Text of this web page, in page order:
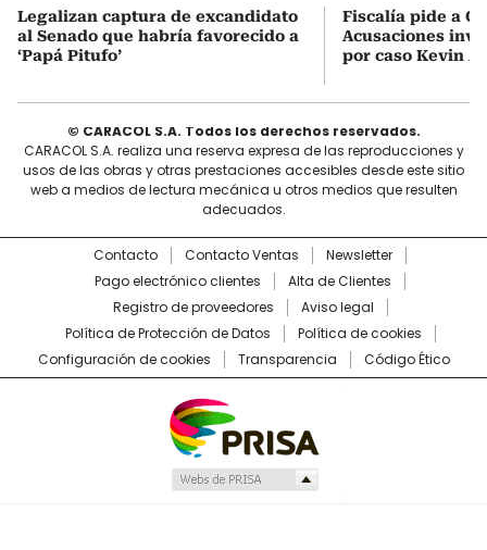
Legalizan captura de excandidato
al Senado que habría favorecido a
‘Papá Pitufo’
Fiscalía pide a
Acusaciones
por caso Kevin
© CARACOL S.A. Todos los derechos reservados.
CARACOL S.A. realiza una reserva expresa de las reproducciones y
usos de las obras y otras prestaciones accesibles desde este sitio
web a medios de lectura mecánica u otros medios que resulten
adecuados.
Contacto Contacto Ventas
Newsletter
Pago electrónico clientes
Alta de Clientes
Registro de proveedores
Aviso legal
Política de Protección de Datos
Política de cookies
Configuración de cookies
Transparencia Código Ético